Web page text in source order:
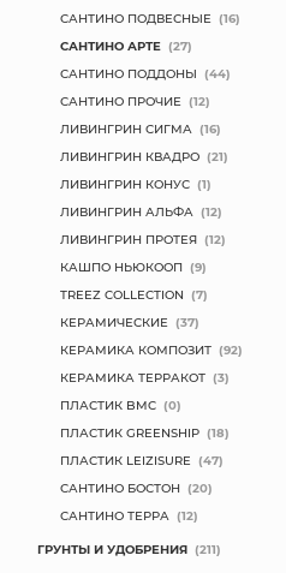
САНТИНО ПОДВЕСНЫЕ (16)
САНТИНО АРТЕ (27)
САНТИНО ПОДДОНЫ (44)
САНТИНО ПРОЧИЕ (12)
ЛИВИНГРИН СИГМА (16)
ЛИВИНГРИН КВАДРО (21)
ЛИВИНГРИН КОНУС (1)
ЛИВИНГРИН АЛЬФА (12)
ЛИВИНГРИН ПРОТЕЯ (12)
КАШПО НЬЮКООП (9)
TREEZ COLLECTION (7)
КЕРАМИЧЕСКИЕ (37)
КЕРАМИКА КОМПОЗИТ (92)
КЕРАМИКА ТЕРРАКОТ (3)
ПЛАСТИК BMC (0)
ПЛАСТИК GREENSHIP (18)
ПЛАСТИК LEIZISURE (47)
САНТИНО БОСТОН (20)
САНТИНО ТЕРРА (12)
ГРУНТЫ И УДОБРЕНИЯ (211)